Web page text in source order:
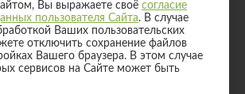
обмена
ставках по договорам банковского вклада
Вы выражаете своё согласие
пользователя Сайта. В случае
Ваших пользовательских
отключить сохранение файлов
Вашего браузера. В этом случае
сервисов на Сайте может быть